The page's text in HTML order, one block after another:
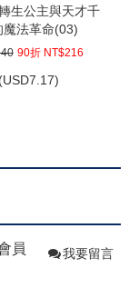
生公主與天才千
魔法革命(03)
90折 NT$216
(USD7.17)
員
我要留言